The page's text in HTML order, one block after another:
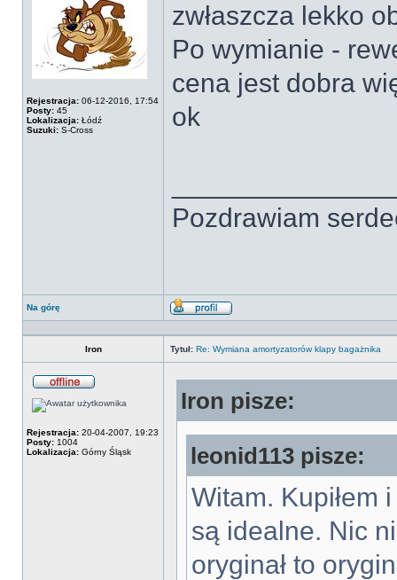
Rejestracja: 06-12-2016, 17:54
Posty: 45
Lokalizacja: Łódź
Suzuki: S-Cross
zwłaszcza lekko
Po wymianie -
cena jest dobra
ok
Pozdrawiam
Na górę
Wyświetl
Iron
Tytuł: Re: Wymiana amortyzatorów klapy bagażnika
Rejestracja: 20-04-2007, 19:23
Posty: 1004
Lokalizacja: Górny Śląsk
Iron pisze:
leonid113 pisze:
Witam. Kupiłem
są idealne. Nic
oryginał to